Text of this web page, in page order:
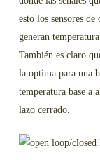
esto los sensores
generan
También es claro
la optima para una
temperatura base a
lazo cerrado.